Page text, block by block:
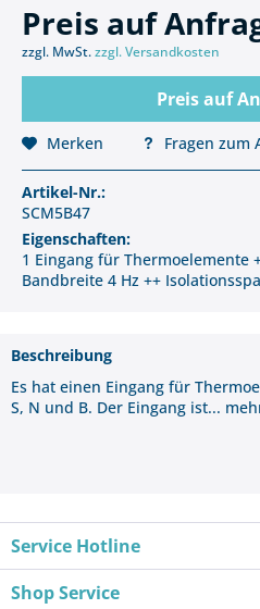
Preis auf
zzgl. MwSt.zzgl. Versandkosten
Preis auf
Merken Fragen zum
Artikel-Nr.:
SCM5B47
Eigenschaften:
1 Eingang für Thermoelemente
Bandbreite 4 Hz ++
Beschreibung
Es hat einen Eingang für
S, N und B. Der Eingang ist...
Service Hotline
Shop Service